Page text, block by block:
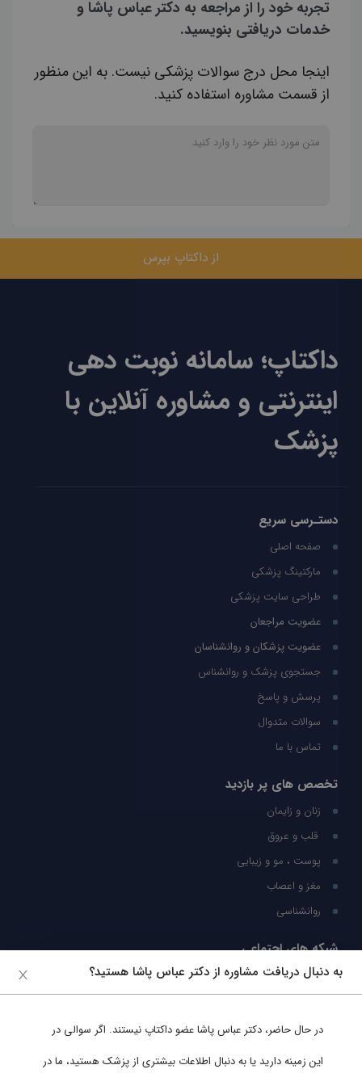
تجربه خود را از مراجعه به دکتر عباس پاشا و
خدمات دریافتی بنویسید.
اینجا محل درج سوالات پزشکی نیست. به این منظور
از قسمت مشاوره استفاده کنید.
از داکتاپ بپرس
داکتاپ؛ سامانه نوبت دهی
اینترنتی و مشاوره آنلاین با
پزشک
دستـرسی سریع
صفحه اصلی
مارکتینگ پزشکی
طراحی سایت پزشکی
عضویت مراجعان
عضویت پزشکان و روانشناسان
جستجوی پزشک و روانشناس
پرسش و پاسخ
سوالات متدوال
تماس با ما
تخصص های پر بازدید
زنان و زایمان
قلب و عروق
پوست ، مو و زیبایی
مغز و اعصاب
روانشناسی
شبکه های اجتماعی
ما را در شبکه های اجتماعی دنبال کنید
به دنبال دریافت مشاوره از دکتر عباس پاشا هستید؟
در حال حاضر، دکتر عباس پاشاعضو داکتاپ نیستند. اگر سوالی در
این زمینه دارید یا به دنبال اطلاعات بیشتری از پزشک هستید، ما در